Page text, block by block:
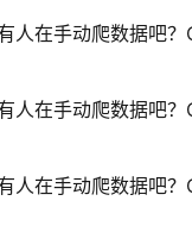
人在手动爬数据吧
人在手动爬数据吧
人在手动爬数据吧